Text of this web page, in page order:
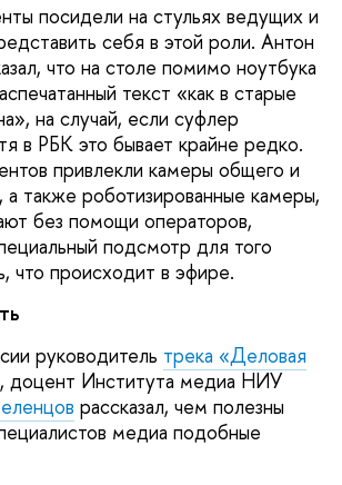
посидели на стульях ведущих и
себя в этой роли. Антон
что на столе помимо ноутбука
текст «как в старые
на случай, если суфлер
в РБК это бывает крайне редко.
привлекли камеры общего и
а также роботизированные камеры,
без помощи операторов,
подсмотр для того
что происходит в эфире.
руководитель трека «Деловая
, доцент Института медиа НИУ
рассказал, чем полезны
медиа подобные